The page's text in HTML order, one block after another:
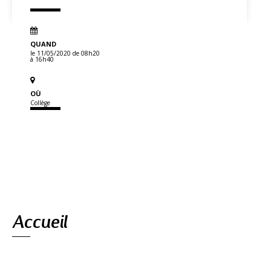
QUAND
le 11/05/2020 de 08h20
à 16h40
OÙ
Collège
Accueil